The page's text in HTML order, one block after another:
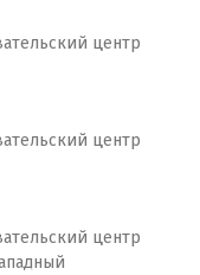
центр
центр
центр